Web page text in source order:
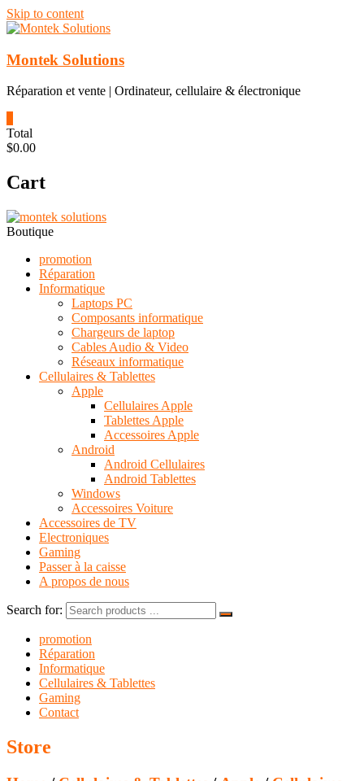
Skip to content
Montek Solutions
Réparation et vente | Ordinateur, cellulaire & électronique
Total
$0.00
Cart
Boutique
promotion
Réparation
Informatique
Laptops PC
Composants informatique
Chargeurs de laptop
Cables Audio & Video
Réseaux informatique
Cellulaires & Tablettes
Apple
Cellulaires Apple
Tablettes Apple
Accessoires Apple
Android
Android Cellulaires
Android Tablettes
Windows
Accessoires Voiture
Accessoires de TV
Electroniques
Gaming
Passer à la caisse
A propos de nous
Search for:
promotion
Réparation
Informatique
Cellulaires & Tablettes
Gaming
Contact
Store